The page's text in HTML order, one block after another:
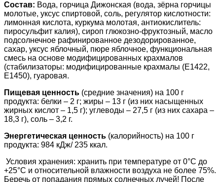
Состав: Вода, горчица Дижонская (вода, зёрна горчицы
молотые, уксус спиртовой, соль, регулятор кислотности:
лимонная кислота, куркума молотая, антиокислитель:
пиросульфит калия), сироп глюкозно-фруктозный, масло
подсолнечное рафинированное дезодорированное,
сахар, уксус яблочный, пюре яблочное, функциональная
смесь на основе модифицированных крахмалов
(стабилизаторы: модифицированные крахмалы (Е1422,
Е1450), гуаровая.
Пищевая ценность (средние значения) на 100 г
продукта: белки – 2 г; жиры – 13 г (из них насыщенных
жирных кислот – 1,5 г); углеводы – 27,5 г (из них сахара –
18,3 г), соль – 3,2 г.
Энергетическая ценность (калорийность) на 100 г
продукта: 984 кДж/ 235 ккал.
Условия хранения: хранить при температуре от 0°С до
+25°С и относительной влажности воздуха не более 75%.
Беречь от попадания прямых солнечных лучей! После